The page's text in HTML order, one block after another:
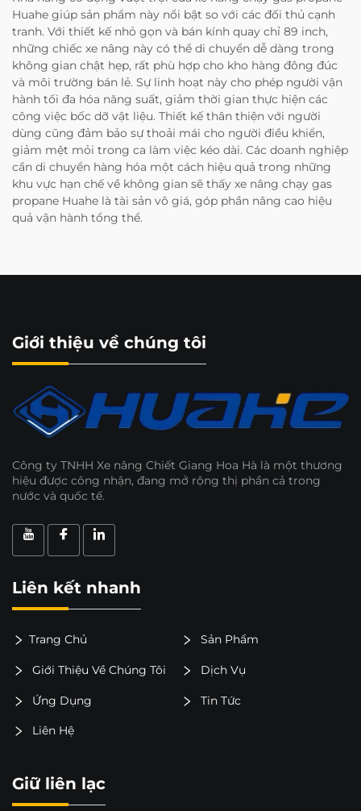
Huahe giúp sản phẩm này nổi bật so với các đối thủ cạnh
tranh. Với thiết kế nhỏ gọn và bán kính quay chỉ 89 inch,
những chiếc xe nâng này có thể di chuyển dễ dàng trong
không gian chật hẹp, rất phù hợp cho kho hàng đông đúc
và môi trường bán lẻ. Sự linh hoạt này cho phép người vận
hành tối đa hóa năng suất, giảm thời gian thực hiện các
công việc bốc dỡ vật liệu. Thiết kế thân thiện với người
dùng cũng đảm bảo sự thoải mái cho người điều khiển,
giảm mệt mỏi trong ca làm việc kéo dài. Các doanh nghiệp
cần di chuyển hàng hóa một cách hiệu quả trong những
khu vực hạn chế về không gian sẽ thấy xe nâng chạy gas
propane Huahe là tài sản vô giá, góp phần nâng cao hiệu
quả vận hành tổng thể.
Giới thiệu về chúng tôi
Công ty TNHH Xe nâng Chiết Giang Hoa Hà là một thương
hiệu được công nhận, đang mở rộng thị phần cả trong
nước và quốc tế.
Liên kết nhanh
Trang Chủ Sản Phẩm
Giới Thiệu Về Chúng Tôi Dịch Vụ
Ứng Dụng Tin Tức
Liên Hệ
Giữ liên lạc